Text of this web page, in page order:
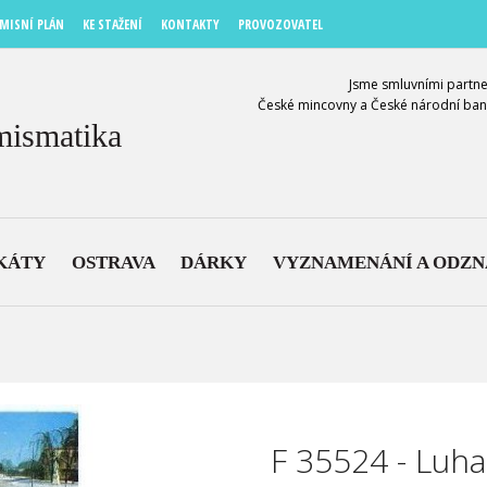
PLÁN KE STAŽENÍ KONTAKTY PROVOZOVATEL
Jsme smluvními
České mincovny a České národní
OSTRAVA DÁRKY VYZNAMENÁNÍ A
F 35524 -